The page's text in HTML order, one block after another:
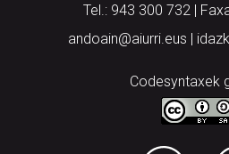
Tel.: 943 300 732 |
andoain@aiurri.eus |
Codesyntaxek